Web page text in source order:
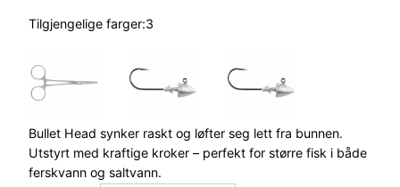
Tilgjengelige farger:3
Bullet Head synker raskt og løfter seg lett fra bunnen.
Utstyrt med kraftige kroker – perfekt for større fisk i både
ferskvann og saltvann.